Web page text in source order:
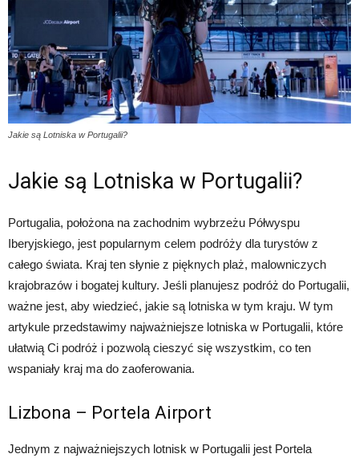
Jakie są Lotniska w Portugalii?
Jakie są Lotniska w Portugalii?
Portugalia, położona na zachodnim wybrzeżu Półwyspu
Iberyjskiego, jest popularnym celem podróży dla turystów z
całego świata. Kraj ten słynie z pięknych plaż, malowniczych
krajobrazów i bogatej kultury. Jeśli planujesz podróż do Portugalii,
ważne jest, aby wiedzieć, jakie są lotniska w tym kraju. W tym
artykule przedstawimy najważniejsze lotniska w Portugalii, które
ułatwią Ci podróż i pozwolą cieszyć się wszystkim, co ten
wspaniały kraj ma do zaoferowania.
Lizbona – Portela Airport
Jednym z najważniejszych lotnisk w Portugalii jest Portela